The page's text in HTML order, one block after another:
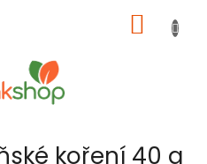
KOŠÍK
koření 40 g